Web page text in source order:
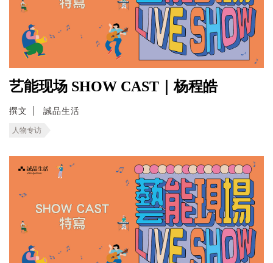
艺能现场 SHOW CAST｜杨程皓
撰文 誠品生活
人物专访